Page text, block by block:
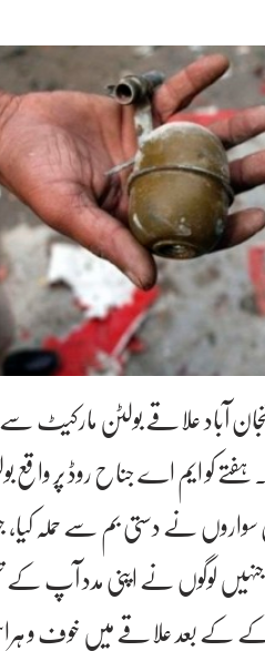
آباد علاقے بولٹن مارکیٹ سے
ہوگئے۔ ہفتے کو ایم اے جناح روڈ
نے دستی بم سے حملہ
زخمی ہوئے جنہیں لوگوں نے اپنی
کے بعد علاقے میں خوف و